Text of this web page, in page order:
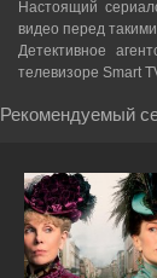
Настоящий
видео перед
Детективное
телевизоре Smart
Рекомендуемый